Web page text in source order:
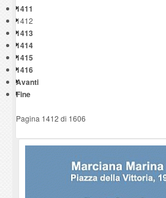
1411
1412
1413
1414
1415
1416
Avanti
Fine
Pagina 1412 di 1606